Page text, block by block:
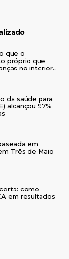
que o
próprio que
no interior
da saúde para
alcançou 97%
em
Três de Maio
como
em resultados